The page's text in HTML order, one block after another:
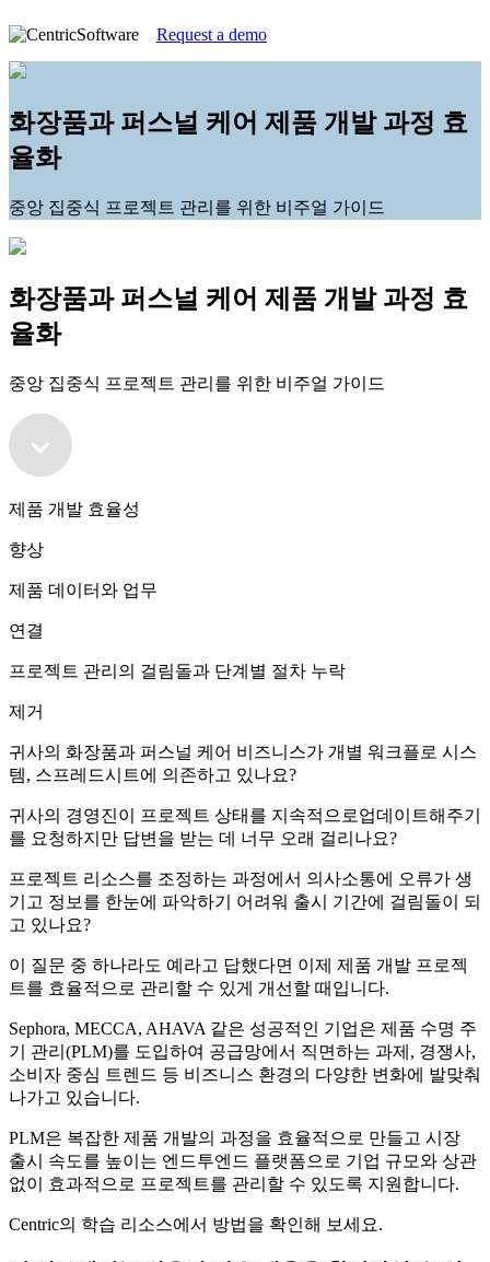
Request a demo
화장품과 퍼스널 케어 제품 개발 과정 효
율화
중앙 집중식 프로젝트 관리를 위한 비주얼 가이드
화장품과 퍼스널 케어 제품 개발 과정 효
율화
중앙 집중식 프로젝트 관리를 위한 비주얼 가이드
제품 개발 효율성
향상
제품 데이터와 업무
연결
프로젝트 관리의 걸림돌과 단계별 절차 누락
제거
귀사의 화장품과 퍼스널 케어 비즈니스가 개별 워크플로 시스
템, 스프레드시트에 의존하고 있나요?
귀사의 경영진이 프로젝트 상태를 지속적으로업데이트해주기
를 요청하지만 답변을 받는 데 너무 오래 걸리나요?
프로젝트 리소스를 조정하는 과정에서 의사소통에 오류가 생
기고 정보를 한눈에 파악하기 어려워 출시 기간에 걸림돌이 되
고 있나요?
이 질문 중 하나라도 예라고 답했다면 이제 제품 개발 프로젝
트를 효율적으로 관리할 수 있게 개선할 때입니다.
Sephora, MECCA, AHAVA 같은 성공적인 기업은 제품 수명 주
기 관리(PLM)를 도입하여 공급망에서 직면하는 과제, 경쟁사,
소비자 중심 트렌드 등 비즈니스 환경의 다양한 변화에 발맞춰
나가고 있습니다.
PLM은 복잡한 제품 개발의 과정을 효율적으로 만들고 시장
출시 속도를 높이는 엔드투엔드 플랫폼으로 기업 규모와 상관
없이 효과적으로 프로젝트를 관리할 수 있도록 지원합니다.
Centric의 학습 리소스에서 방법을 확인해 보세요.